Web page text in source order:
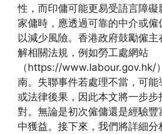
性，而印傭可能更易受語言障
家傭時，應透過可靠的中介或僱
以減少風險。香港政府鼓勵僱主
解相關法規，例如勞工處網站
（https://www.labour.gov.hk/
南。失聯事件若處理不當，可能
或法律後果，因此本文將一步步
對。無論是初次僱傭還是經驗豐
中獲益。接下來，我們將詳細